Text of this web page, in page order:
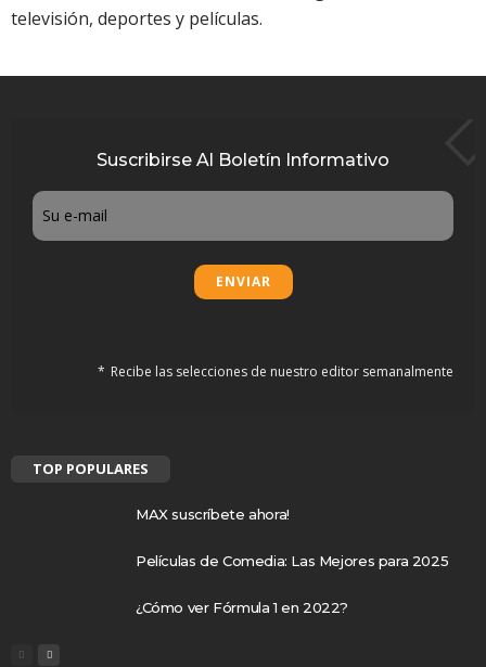
Suscribirse Al Boletín Informativo
Email
Recibe las selecciones de nuestro editor semanalmente
TOP POPULARES
MAX suscríbete ahora!
Películas de Comedia: Las Mejores para 2025
¿Cómo ver Fórmula 1 en 2022?